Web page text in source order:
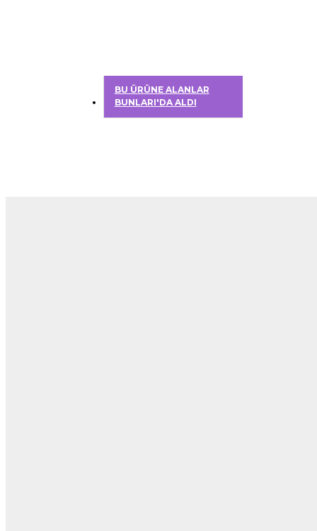
BU ÜRÜNE ALANLAR
BUNLARI'DA ALDI